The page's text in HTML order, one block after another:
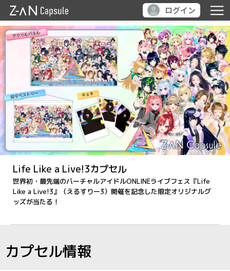
ログイン
Life Like a Live!3カプセル
世界初・最先端のバーチャルアイドルONLINEライブフェス『Life
Like a Live!3』（えるすりー3）開催を記念した限定オリジナルグ
ッズが当たる！
カプセル情報